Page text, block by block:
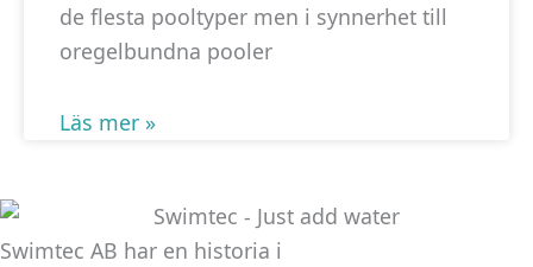
de flesta pooltyper men i synnerhet till
oregelbundna pooler
Läs mer »
Swimtec AB har en historia i